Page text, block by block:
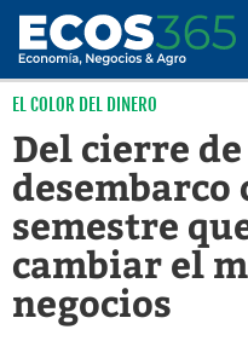
EL COLOR DEL DINERO
Del cierre
desembarco
semestre
cambiar el
negocios